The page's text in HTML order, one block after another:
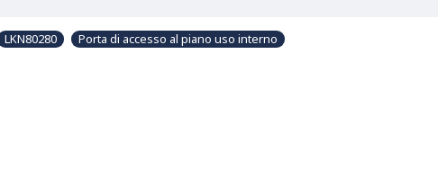
LKN80280 Porta di accesso al piano uso interno